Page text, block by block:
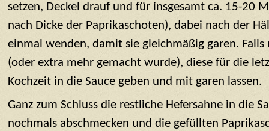
setzen, Deckel drauf und für insgesamt ca. 15-20
nach Dicke der Paprikaschoten), dabei nach der
einmal wenden, damit sie gleichmäßig garen.
(oder extra mehr gemacht wurde), diese für die
Kochzeit in die Sauce geben und mit garen lassen.
Ganz zum Schluss die restliche Hefersahne in die
nochmals abschmecken und die gefüllten